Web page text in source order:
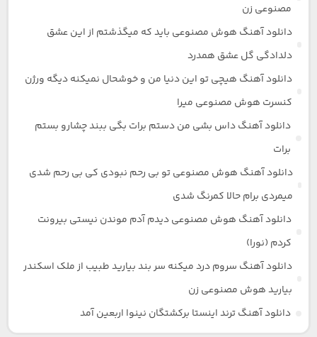
مصنوعی زن
دانلود آهنگ هوش مصنوعی باید که میگذشتم از این عشق
دلدادگی گل عشق همدرد
دانلود آهنگ هیچی تو این دنیا من و خوشحال نمیکنه دیگه ورژن
کنسرت هوش مصنوعی میرا
دانلود آهنگ داس بشی من دستم برات بگی ببند چشارو بستم
برات
دانلود آهنگ هوش مصنوعی تو بی رحم نبودی کی بی رحم شدی
میمردی برام حالا کمرنگ شدی
دانلود آهنگ هوش مصنوعی دیدم آدم موندن نیستی بیرونت
کردم (نورا)
دانلود آهنگ سروم درد میکنه سر بند بیارید طبیب از ملک اسکندر
بیارید هوش مصنوعی زن
دانلود آهنگ ترند اینستا برکشتگان نینوا اربعین آمد